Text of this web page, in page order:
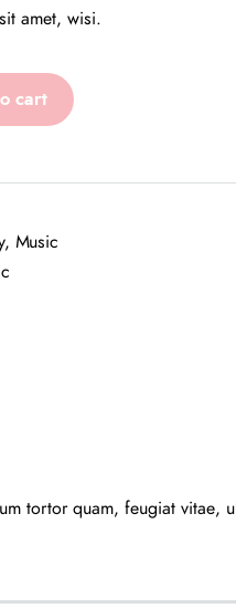
amet, wisi.
cart
, Music
tortor quam, feugiat vitae,